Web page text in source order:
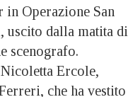
in Operazione San
uscito dalla matita di
scenografo.
Ercole,
che ha vestito